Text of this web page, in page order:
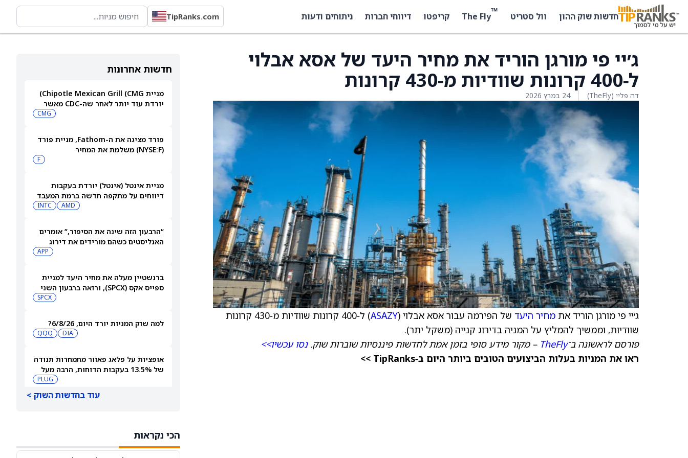
חדשות שוק ההון וול סטריט ™
The Fly קריפטו דיווחי חברות ניתוחים ודעות TipRanks.com
חדשות אחרונות
מניית Chipotle Mexican Grill (CMG)
יורדת עוד יותר לאחר שה-CDC מאשר
CMG
פורד מציגה את ה-Fathom, מניית פורד
(NYSE:F) משלמת את המחיר
F
מניית אינטל (אינטל) יורדת בעקבות
דיווחים על מתקפה חדשה ברמת המעבד
AMD
INTC
“הרבעון הזה שינה את הסיפור,” אומרים
האנליסטים כשהם מורידים את דירוג
מניית AppLovin (APP) ומקצצים את APP
ברנשטיין מעלה את מחיר היעד למניית
ספייס אקס (SPCX), ורואה ברבעון השני
SPCX
למה שוק המניות יורד היום, 6/8/26?
DIA
QQQ
אופציות על פלאג פאוור מתמחרות תנודה
של 13.5% בעקבות הדוחות, הרבה מעל
PLUG
3 מניות מובילות שוול סטריט מהללת
עוד בחדשות השוק >
הכי נקראות
ג׳יי פי מורגן הוריד את מחיר היעד של אסא אבלוי
ל‑400 קרונות שוודיות מ‑430 קרונות
דה פליי (TheFly) 24 במרץ 2026
ג׳יי פי מורגן הוריד את מחיר היעד של הפירמה עבור אסא אבלוי (ASAZY
) ל‑400 קרונות שוודיות מ‑430 קרונות
שוודיות, וממשיך להמליץ על המניה בדירוג קנייה (משקל יתר).
פורסם לראשונה ב־TheFly – מקור מידע סופי בזמן אמת לחדשות פיננסיות שוברות שוק.נסו עכשיו>>
ראו את המניות בעלות הביצועים הטובים ביותר היום ב‑TipRanks >>